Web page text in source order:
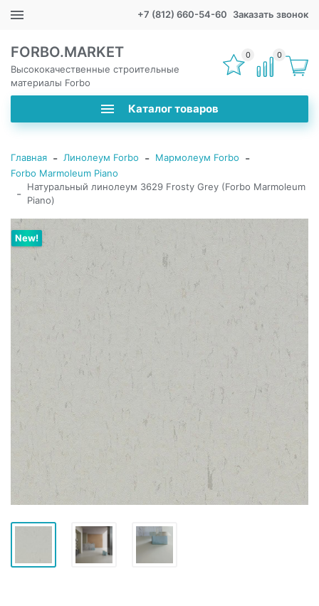
+7 (812) 660-54-60 Заказать звонок
FORBO.MARKET
Высококачественные строительные
материалы Forbo
Каталог товаров
0 0
Главная - Линолеум Forbo - Мармолеум Forbo -
Forbo Marmoleum Piano
-
Натуральный линолеум 3629 Frosty Grey (Forbo Marmoleum
Piano)
New!